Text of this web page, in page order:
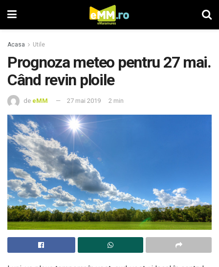
Acasa Utile
Prognoza meteo pentru 27 mai.
Când revin ploile
de eMM 27 mai 2019 2 min